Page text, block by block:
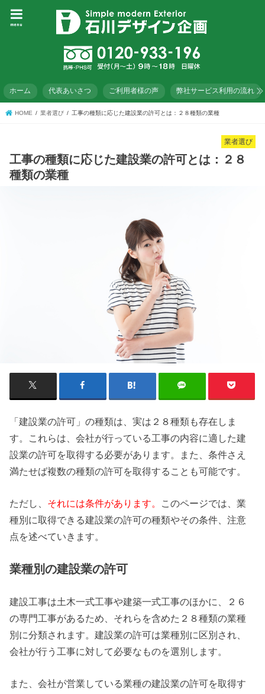
menu
ホーム 代表あいさつ ご利用者様の声 弊社サービス利用の流れ
HOME 業者選び 工事の種類に応じた建設業の許可とは：２８種類の業種
業者選び
工事の種類に応じた建設業の許可とは：２８
種類の業種
「建設業の許可」の種類は、実は２８種類も存在しま
す。これらは、会社が行っている工事の内容に適した建
設業の許可を取得する必要があります。また、条件さえ
満たせば複数の種類の許可を取得することも可能です。
ただし、 それには条件があります。 このページでは、業
種別に取得できる建設業の許可の種類やその条件、注意
点を述べていきます。
業種別の建設業の許可
建設工事は土木一式工事や建築一式工事のほかに、２６
の専門工事があるため、それらを含めた２８種類の業種
別に分類されます。建設業の許可は業種別に区別され、
会社が行う工事に対して必要なものを選別します。
また、会社が営業している業種の建設業の許可を取得す